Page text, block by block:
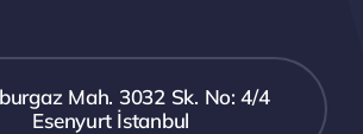
Mah. 3032 Sk. No: 4/4
Esenyurt İstanbul